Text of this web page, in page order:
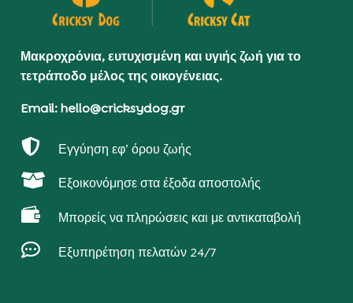
Μακροχρόνια, ευτυχισμένη και υγιής ζωή για το
τετράποδο μέλος της οικογένειας.
Email: hello@cricksydog.gr
 Εγγύηση εφ’ όρου ζωής
 Εξοικονόμησε στα έξοδα αποστολής
 Μπορείς να πληρώσεις και με αντικαταβολή
 Εξυπηρέτηση πελατών 24/7